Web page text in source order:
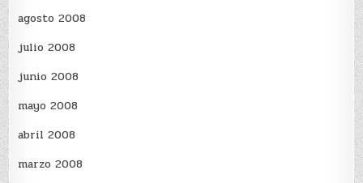
agosto 2008
julio 2008
junio 2008
mayo 2008
abril 2008
marzo 2008